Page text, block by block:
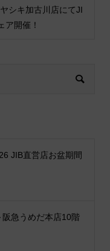
シキ加古川店にてJI
ア開催！
JIB直営店お盆期間
急うめだ本店10階